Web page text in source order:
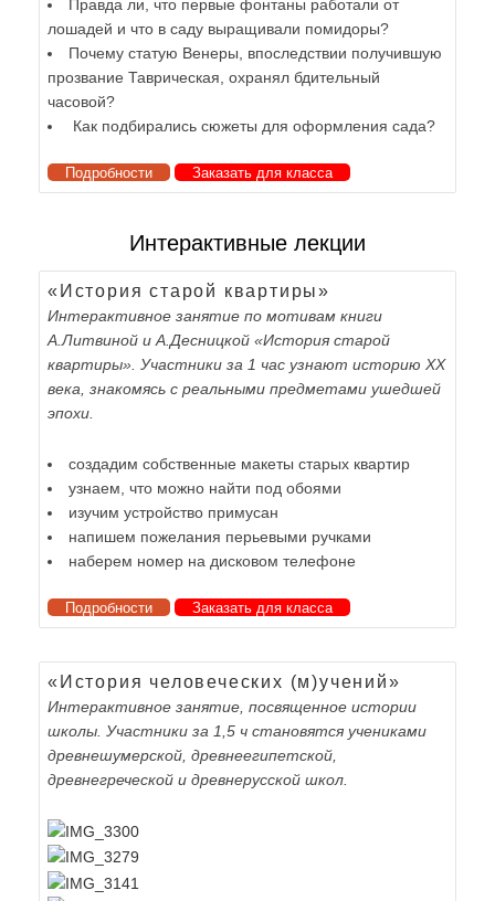
Правда ли, что первые фонтаны работали от
лошадей и что в саду выращивали помидоры?
Почему статую Венеры, впоследствии получившую
прозвание Таврическая, охранял бдительный
часовой?
Как подбирались сюжеты для оформления сада?
Подробности Заказать для класса
Интерактивные лекции
«История старой квартиры»
Интерактивное занятие по мотивам книги
А.Литвиной и А.Десницкой «История старой
квартиры». Участники за 1 час узнают историю XX
века, знакомясь с реальными предметами ушедшей
эпохи.
создадим собственные макеты старых квартир
узнаем, что можно найти под обоями
изучим устройство примусан
напишем пожелания перьевыми ручками
наберем номер на дисковом телефоне
Подробности Заказать для класса
«История человеческих (м)учений»
Интерактивное занятие, посвященное истории
школы. Участники за 1,5 ч становятся учениками
древнешумерской, древнеегипетской,
древнегреческой и древнерусской школ.